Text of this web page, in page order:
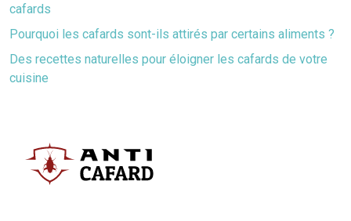
cafards
Pourquoi les cafards sont-ils attirés par certains aliments ?
Des recettes naturelles pour éloigner les cafards de votre
cuisine